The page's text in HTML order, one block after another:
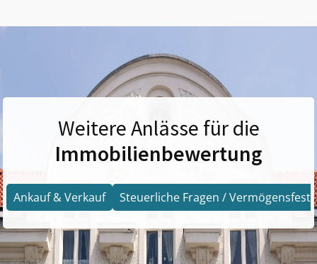
Weitere Anlässe für die
Immobilienbewertung
Ankauf & Verkauf Steuerliche Fragen /